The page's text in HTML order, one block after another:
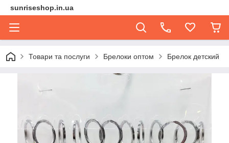
sunriseshop.in.ua
Товари та послуги Брелоки оптом Брелок детский